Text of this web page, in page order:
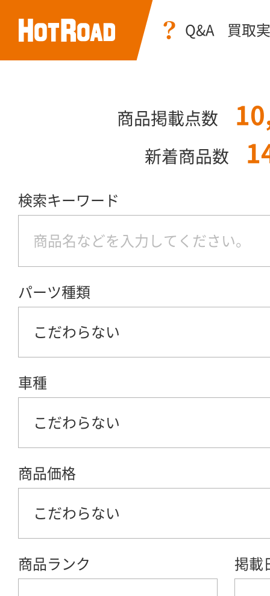
Q&A 買取
商品掲載点数
新着商品数
検索キーワード
パーツ種類
こだわらない
車種
こだわらない
商品価格
こだわらない
商品ランク 掲載